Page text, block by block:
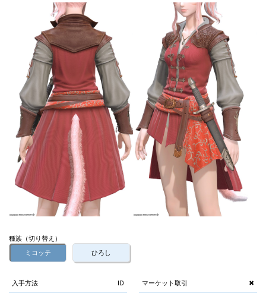
種族（切り替え）
ミコッテ
ひろし
入手方法 ID マーケット取引 ✖